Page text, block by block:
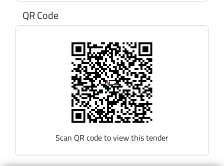
QR Code
Scan QR code to view this tender